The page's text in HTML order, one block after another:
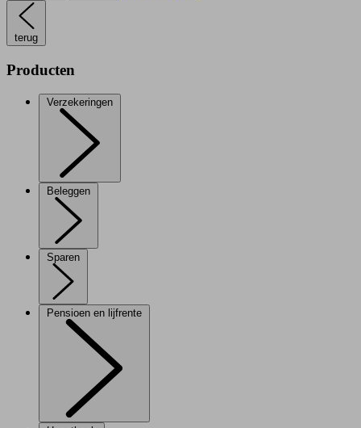
terug
Producten
Verzekeringen
Beleggen
Sparen
Pensioen en lijfrente